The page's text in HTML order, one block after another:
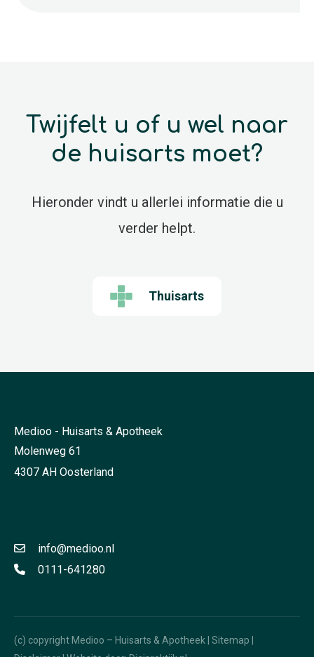
Twijfelt u of u wel naar
de huisarts moet?
Hieronder vindt u allerlei informatie die u
verder helpt.
Thuisarts
Medioo - Huisarts & Apotheek
Molenweg 61
4307 AH Oosterland
info@medioo.nl
0111-641280
(c) copyright Medioo – Huisarts & Apotheek | Sitemap